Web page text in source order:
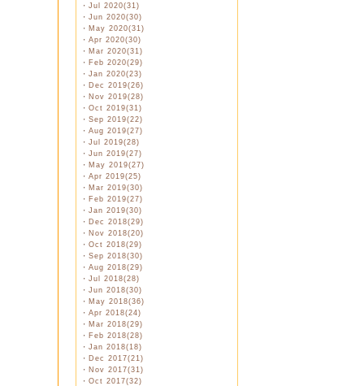
・ Jul 2020(31)
・ Jun 2020(30)
・ May 2020(31)
・ Apr 2020(30)
・ Mar 2020(31)
・ Feb 2020(29)
・ Jan 2020(23)
・ Dec 2019(26)
・ Nov 2019(28)
・ Oct 2019(31)
・ Sep 2019(22)
・ Aug 2019(27)
・ Jul 2019(28)
・ Jun 2019(27)
・ May 2019(27)
・ Apr 2019(25)
・ Mar 2019(30)
・ Feb 2019(27)
・ Jan 2019(30)
・ Dec 2018(29)
・ Nov 2018(20)
・ Oct 2018(29)
・ Sep 2018(30)
・ Aug 2018(29)
・ Jul 2018(28)
・ Jun 2018(30)
・ May 2018(36)
・ Apr 2018(24)
・ Mar 2018(29)
・ Feb 2018(28)
・ Jan 2018(18)
・ Dec 2017(21)
・ Nov 2017(31)
・ Oct 2017(32)